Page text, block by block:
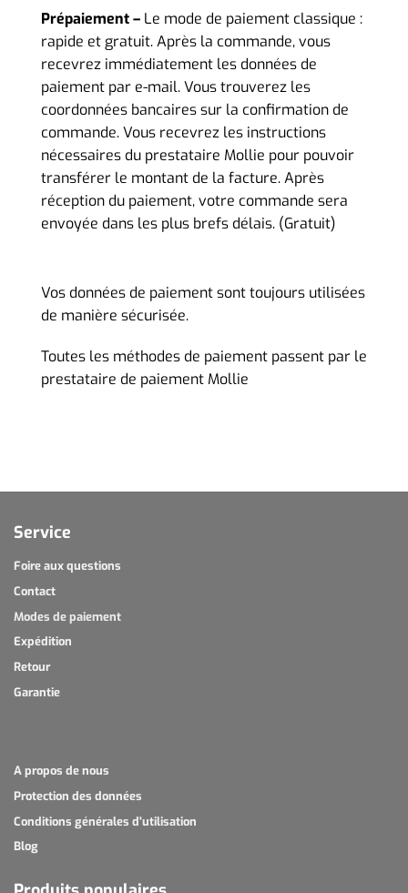
Prépaiement – Le mode de paiement classique :
rapide et gratuit. Après la commande, vous
recevrez immédiatement les données de
paiement par e-mail. Vous trouverez les
coordonnées bancaires sur la confirmation de
commande. Vous recevrez les instructions
nécessaires du prestataire Mollie pour pouvoir
transférer le montant de la facture. Après
réception du paiement, votre commande sera
envoyée dans les plus brefs délais. (Gratuit)
Vos données de paiement sont toujours utilisées
de manière sécurisée.
Toutes les méthodes de paiement passent par le
prestataire de paiement Mollie
Service
Foire aux questions
Contact
Modes de paiement
Expédition
Retour
Garantie
A propos de nous
Protection des données
Conditions générales d'utilisation
Blog